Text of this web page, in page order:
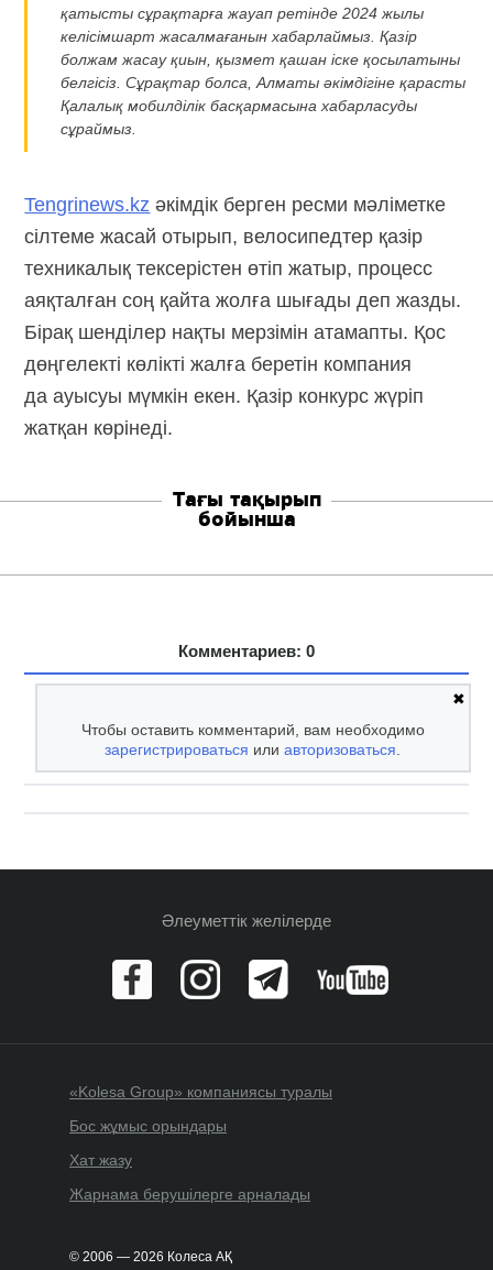
қатысты сұрақтарға жауап ретінде 2024 жылы
келісімшарт жасалмағанын хабарлаймыз. Қазір
болжам жасау қиын, қызмет қашан іске қосылатыны
белгісіз. Сұрақтар болса, Алматы әкімдігіне қарасты
Қалалық мобилділік басқармасына хабарласуды
сұраймыз.
Tengrinews.kz әкімдік берген ресми мәліметке
сілтеме жасай отырып, велосипедтер қазір
техникалық тексерістен өтіп жатыр, процесс
аяқталған соң қайта жолға шығады деп жазды.
Бірақ шенділер нақты мерзімін атамапты. Қос
дөңгелекті көлікті жалға беретін компания
да ауысуы мүмкін екен. Қазір конкурс жүріп
жатқан көрінеді.
Тағы тақырып
бойынша
Комментариев: 0
✖
Чтобы оставить комментарий, вам необходимо
зарегистрироваться илиавторизоваться.
Әлеуметтік желілерде
«Kolesa Group» компаниясы туралы
Бос жұмыс орындары
Хат жазу
Жарнама берушілерге арналады
© 2006 — 2026 Колеса АҚ